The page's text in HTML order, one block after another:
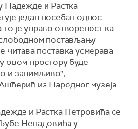
Надежде и Растка
један посебан однос
је управо отвореност ка
постављању
читава поставка усмерава
овом простору буде
и занимљиво",
из Народног музеја
и Растка Петровића се
Ненадовића у